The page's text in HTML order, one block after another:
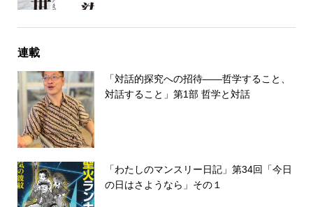
連載
「対話的探究への招待――哲学すること、
対話すること」第1部 哲学と対話
「わたしのマンスリー日記」第34回「今日
の日はさようなら」その１